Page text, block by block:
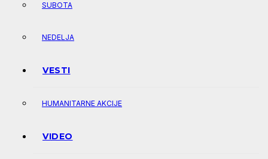
SUBOTA
NEDELJA
VESTI
HUMANITARNE AKCIJE
VIDEO